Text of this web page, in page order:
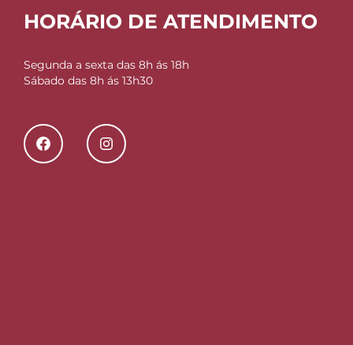
HORÁRIO DE ATENDIMENTO
Segunda a sexta das 8h ás 18h
Sábado das 8h ás 13h30